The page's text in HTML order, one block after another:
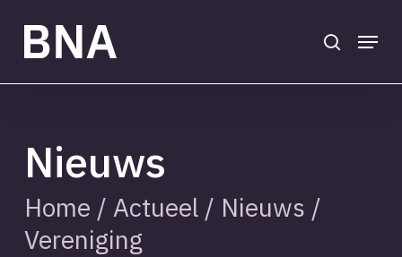
main
Menu
Nieuws
Home / Actueel/ Nieuws /
Vereniging
Close